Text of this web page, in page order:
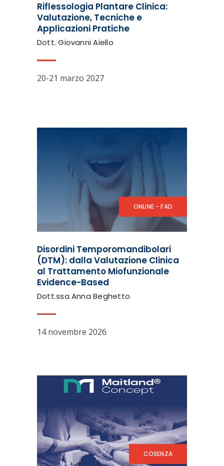
Riflessologia Plantare Clinica:
Valutazione, Tecniche e
Applicazioni Pratiche
Dott. Giovanni Aiello
20-21 marzo 2027
ONLINE - FAD
Disordini Temporomandibolari
(DTM): dalla Valutazione Clinica
al Trattamento Miofunzionale
Evidence-Based
Dott.ssa Anna Beghetto
14 novembre 2026
COSENZA